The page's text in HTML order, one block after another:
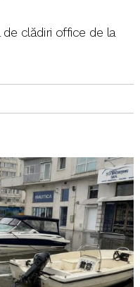
clădiri office de la